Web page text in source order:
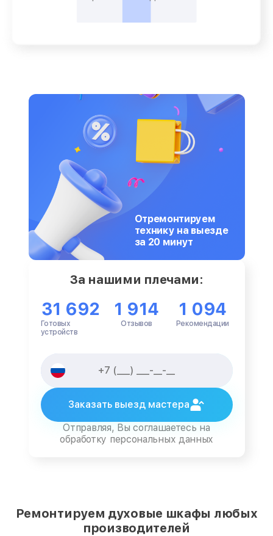
Отремонтируем
технику на выезде
за 20 минут
За нашими плечами:
31 692
Готовых
устройств
1 914
Отзывов
1 094
Рекомендации
Заказать выезд мастера
Отправляя, Вы соглашаетесь на
обработку персональных данных
Ремонтируем духовые шкафы любых
производителей